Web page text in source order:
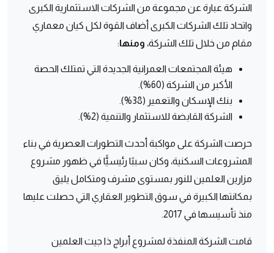
الشركة عبارة عن مجموعة من الشركات الاستثمارية الكبرى
واتحاد تلك الشركات الكبرى أضاف القوة لكل كيان معماري
مقام من خلال تلك الشركة، ومنها:
هيئة المجتمعات العمرانية الجديدة التي تمتلك الحصة
الأكبر من الشركة (60%).
بنك الإسكان والتعمير (38%).
الشركة القابضة للاستثمار والتنمية (2%).
حرصت الشركة على مواكبة أحدث التطورات العصرية في بناء
المشروعات السكنية، وكان سببًا رئيسيًّا في ظهور مشروع
مزارين العلمين للنور بمستوى مشرف ومتكامل يليق
بمكانتها الكبيرة في سوق التطوير العقاري التي حصلت عليها
منذ تأسيسها في 2017.
قامت الشركة المنفذة لمشروع أبراج ذا جيت العلمين